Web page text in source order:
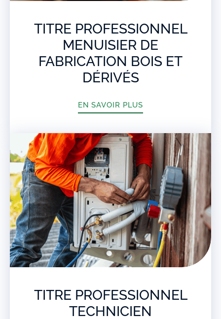
TITRE PROFESSIONNEL
MENUISIER DE
FABRICATION BOIS ET
DÉRIVÉS
EN SAVOIR PLUS
TITRE PROFESSIONNEL
TECHNICIEN